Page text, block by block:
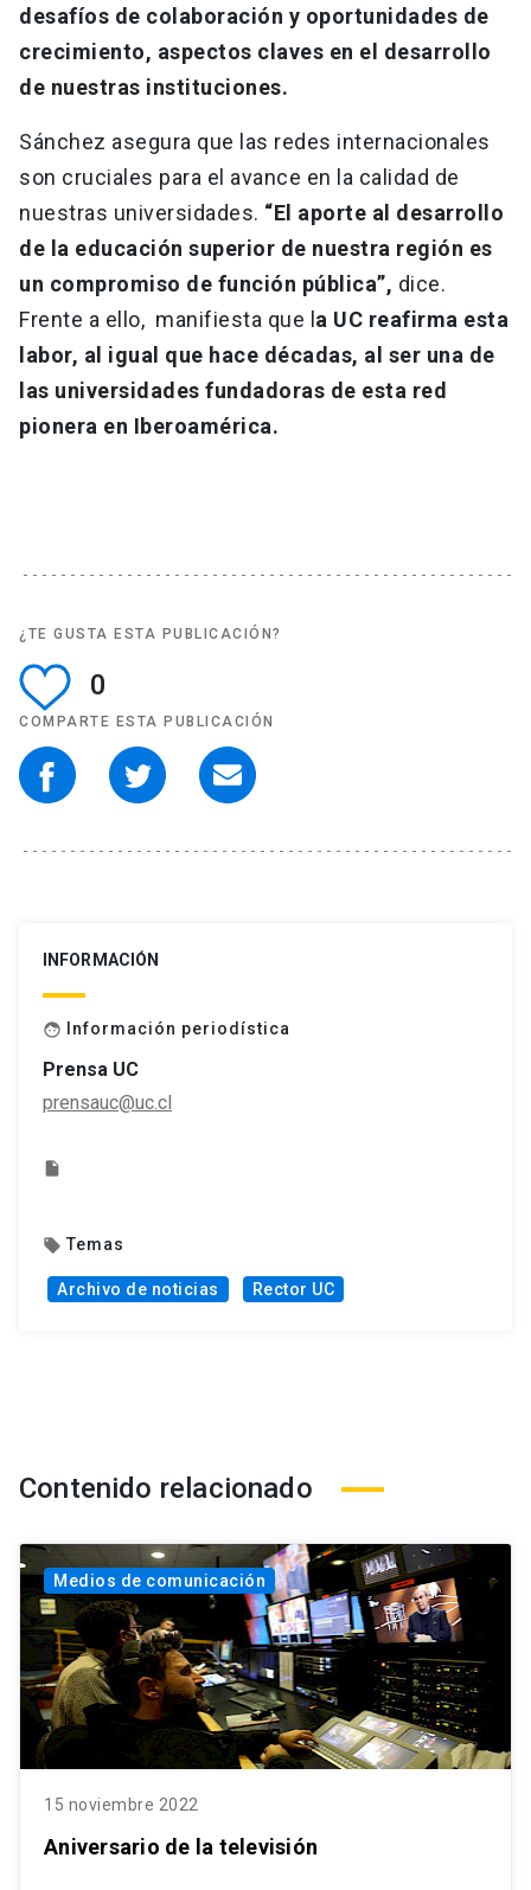
desafíos de colaboración y oportunidades de
crecimiento, aspectos claves en el desarrollo
de nuestras instituciones.
Sánchez asegura que las redes internacionales
son cruciales para el avance en la calidad de
nuestras universidades. “El aporte al desarrollo
de la educación superior de nuestra región es
un compromiso de función pública”, dice.
Frente a ello, manifiesta que l a UC reafirma esta
labor, al igual que hace décadas, al ser una de
las universidades fundadoras de esta red
pionera en Iberoamérica.
¿TE GUSTA ESTA PUBLICACIÓN?
0
COMPARTE ESTA PUBLICACIÓN
INFORMACIÓN
face Información periodística
Prensa UC
prensauc@uc.cl
insert_drive_file
local_offer Temas
Archivo de noticias Rector UC
Contenido relacionado
Medios de comunicación
15 noviembre 2022
Aniversario de la televisión